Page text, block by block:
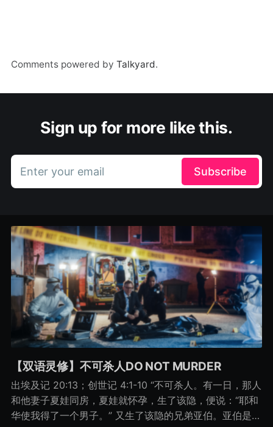
Comments powered by Talkyard.
Sign up for more like this.
Enter your email Subscribe
【双语灵修】不可杀人DO NOT MURDER
出埃及记 20:13；创世记 4:1-10 “不可杀人。有一日，那人
和他妻子夏娃同房，夏娃就怀孕，生了该隐，便说：“耶和
华使我得了一个男子。” 又生了该隐的兄弟亚伯。亚伯是牧